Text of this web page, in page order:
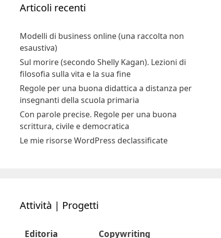
Articoli recenti
Modelli di business online (una raccolta non
esaustiva)
Sul morire (secondo Shelly Kagan). Lezioni di
filosofia sulla vita e la sua fine
Regole per una buona didattica a distanza per
insegnanti della scuola primaria
Con parole precise. Regole per una buona
scrittura, civile e democratica
Le mie risorse WordPress declassificate
Attività | Progetti
Editoria Copywriting